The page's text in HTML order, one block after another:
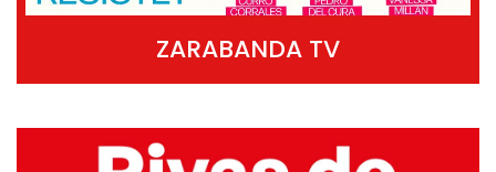
ZARABANDA TV